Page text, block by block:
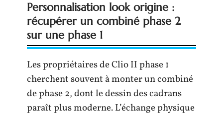
Personnalisation look origine :
récupérer un combiné phase 2
sur une phase 1
Les propriétaires de Clio II phase 1
cherchent souvent à monter un combiné
de phase 2, dont le dessin des cadrans
paraît plus moderne. L’échange physique